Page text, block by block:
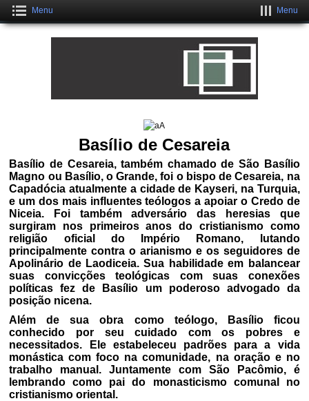
Menu Menu
Basílio de Cesareia
Basílio de Cesareia, também chamado de São Basílio
Magno ou Basílio, o Grande, foi o bispo de Cesareia, na
Capadócia atualmente a cidade de Kayseri, na Turquia,
e um dos mais influentes teólogos a apoiar o Credo de
Niceia. Foi também adversário das heresias que
surgiram nos primeiros anos do cristianismo como
religião oficial do Império Romano, lutando
principalmente contra o arianismo e os seguidores de
Apolinário de Laodiceia. Sua habilidade em balancear
suas convicções teológicas com suas conexões
políticas fez de Basílio um poderoso advogado da
posição nicena.
Além de sua obra como teólogo, Basílio ficou
conhecido por seu cuidado com os pobres e
necessitados. Ele estabeleceu padrões para a vida
monástica com foco na comunidade, na oração e no
trabalho manual. Juntamente com São Pacômio, é
lembrando como pai do monasticismo comunal no
cristianismo oriental.
Crie um Site Grátis Fantástico